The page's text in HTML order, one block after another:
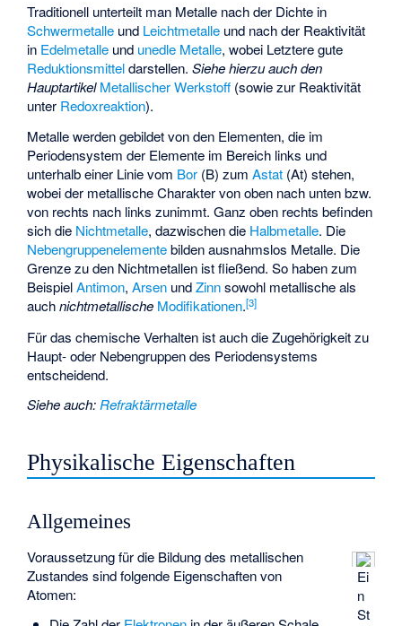
Traditionell unterteilt man Metalle nach der Dichte in
Schwermetalle und Leichtmetalle und nach der Reaktivität
in Edelmetalle und unedle Metalle, wobei Letztere gute
Reduktionsmitteldarstellen.Siehe hierzu auch den
Hauptartikel Metallischer Werkstoff (sowie zur Reaktivität
unter Redoxreaktion).
Metalle werden gebildet von den Elementen, die im
Periodensystem der Elemente im Bereich links und
unterhalb einer Linie vom Bor (B) zumAstat (At) stehen,
wobei der metallische Charakter von oben nach unten bzw.
von rechts nach links zunimmt. Ganz oben rechts befinden
sich die Nichtmetalle, dazwischen die Halbmetalle. Die
Nebengruppenelementebilden ausnahmslos Metalle. Die
Grenze zu den Nichtmetallen ist fließend. So haben zum
BeispielAntimon,Arsen undZinnsowohl metallische als
auchnichtmetallische Modifikationen.[3]
Für das chemische Verhalten ist auch die Zugehörigkeit zu
Haupt- oder Nebengruppen des Periodensystems
entscheidend.
Siehe auch: Refraktärmetalle
Physikalische Eigenschaften
Allgemeines
Ei
n
St
Voraussetzung für die Bildung des metallischen
Zustandes sind folgende Eigenschaften von
Atomen: